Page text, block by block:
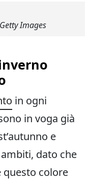
Images
in ogni
in voga già
e
dato che
questo colore